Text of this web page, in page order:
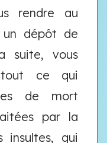
rendre au
dépôt de
suite, vous
ce qui
de mort
par la
insultes, qui